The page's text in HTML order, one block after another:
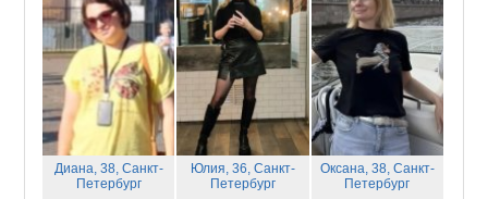
Диана, 38, Санкт-
Петербург
Юлия, 36, Санкт-
Петербург
Оксана, 38, Санкт-
Петербург